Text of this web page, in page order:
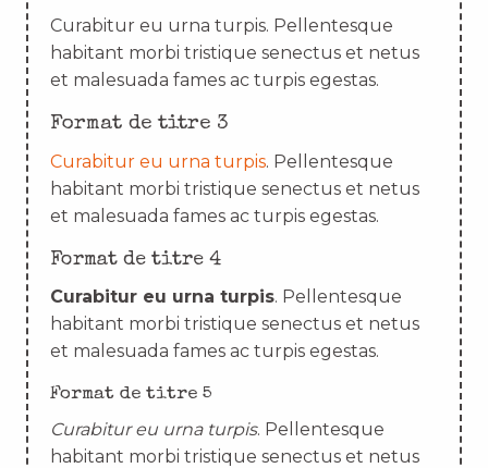
Curabitur eu urna turpis. Pellentesque
habitant morbi tristique senectus et netus
et malesuada fames ac turpis egestas.
Format de titre 3
Curabitur eu urna turpis. Pellentesque
habitant morbi tristique senectus et netus
et malesuada fames ac turpis egestas.
Format de titre 4
Curabitur eu urna turpis. Pellentesque
habitant morbi tristique senectus et netus
et malesuada fames ac turpis egestas.
Format de titre 5
Curabitur eu urna turpis. Pellentesque
habitant morbi tristique senectus et netus